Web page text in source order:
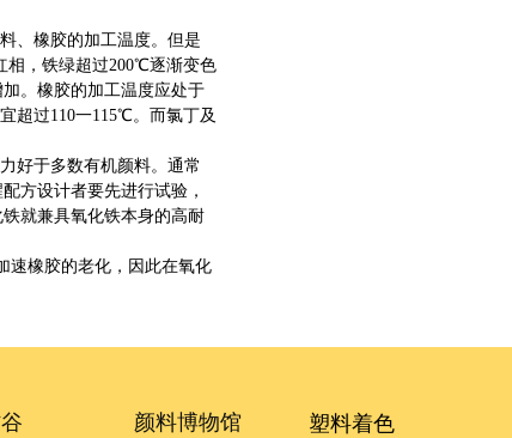
、橡胶的加工温度。但是
相，铁绿超过200℃逐渐变色
。橡胶的加工温度应处于
超过110一115℃。而氯丁及
好于多数有机颜料。通常
方设计者要先进行试验，
就兼具氧化铁本身的高耐
速橡胶的老化，因此在氧化
颜料博物馆 塑料着色